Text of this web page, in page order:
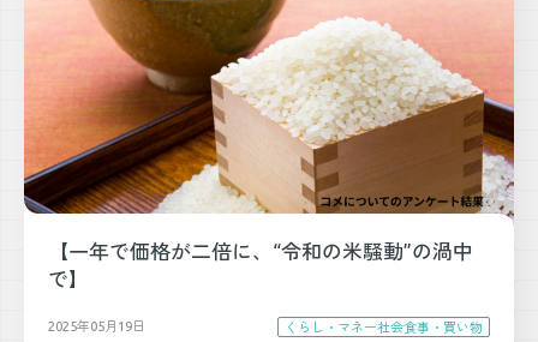
【一年で価格が二倍に、“令和の米騒動”の渦中
で】
2025年05月19日 くらし・マネー社会食事・買い物